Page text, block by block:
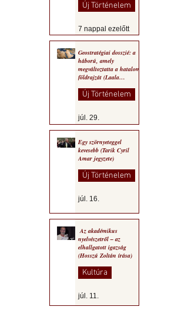
Új Történelem
7 nappal ezelőtt
Geostratégiai dosszié: a
háború, amely
megváltoztatta a hatalom
földrajzát (Laala
Új Történelem
júl. 29.
Egy szörnyeteggel
kevesebb (Tarik Cyril
Amar jegyzete)
Új Történelem
júl. 16.
Az akadémikus
nyelvészetről – az
elhallgatott igazság
(Hosszú Zoltán írása)
Kultúra
júl. 11.